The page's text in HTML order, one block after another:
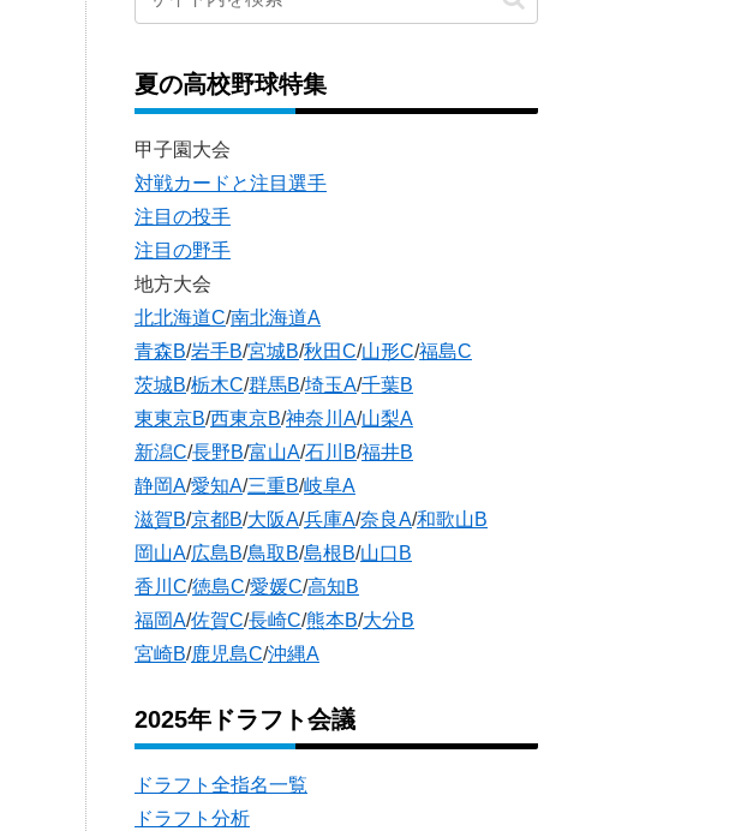
夏の高校野球特集
甲子園大会
対戦カードと注目選手
注目の投手
注目の野手
地方大会
北北海道C/南北海道A
青森B/岩手B/宮城B/秋田C/山形C/福島C
茨城B/栃木C/群馬B/埼玉A/千葉B
東東京B/西東京B/神奈川A/山梨A
新潟C/長野B/富山A/石川B/福井B
静岡A/愛知A/三重B/岐阜A
滋賀B/京都B/大阪A/兵庫A/奈良A/和歌山B
岡山A/広島B/鳥取B/島根B/山口B
香川C/徳島C/愛媛C/高知B
福岡A/佐賀C/長崎C/熊本B/大分B
宮崎B/鹿児島C/沖縄A
2025年ドラフト会議
ドラフト全指名一覧
ドラフト分析